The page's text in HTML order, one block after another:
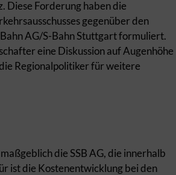
Diese Forderung haben die
gegenüber den
AG/S-Bahn Stuttgart formuliert.
eine Diskussion auf Augenhöhe
Regionalpolitiker für weitere
die SSB AG, die innerhalb
ist die Kostenentwicklung bei den